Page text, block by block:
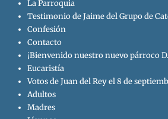
La Parroquia
Testimonio de Jaime del Grupo de
Confesión
Contacto
¡Bienvenido nuestro nuevo párroco
Eucaristía
Votos de Juan del Rey el 8 de
Adultos
Madres